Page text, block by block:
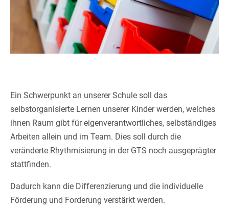
Ein Schwerpunkt an unserer Schule soll das
selbstorganisierte Lernen unserer Kinder werden, welches
ihnen Raum gibt für eigenverantwortliches, selbständiges
Arbeiten allein und im Team. Dies soll durch die
veränderte Rhythmisierung in der GTS noch ausgeprägter
stattfinden.
Dadurch kann die Differenzierung und die individuelle
Förderung und Forderung verstärkt werden.